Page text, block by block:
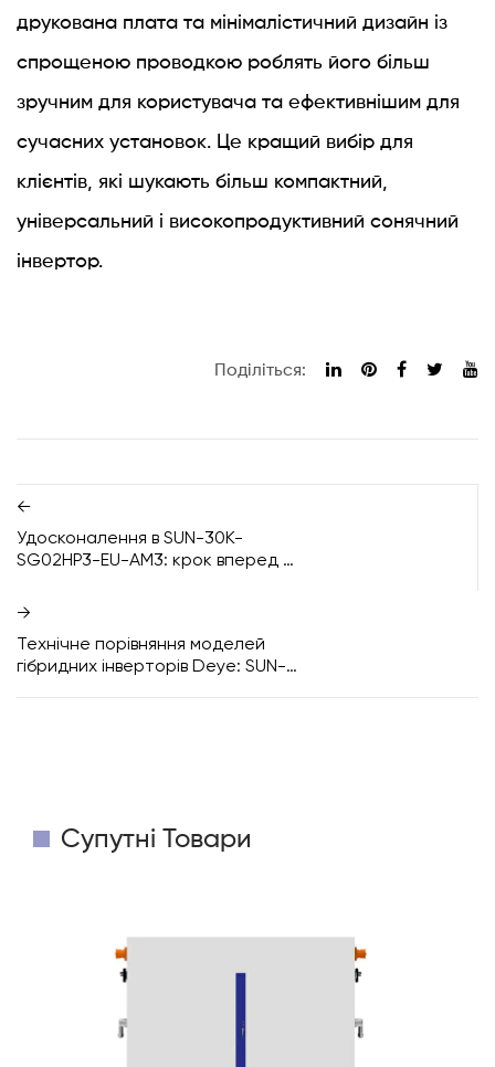
друкована плата та мінімалістичний дизайн із
спрощеною проводкою роблять його більш
зручним для користувача та ефективнішим для
сучасних установок. Це кращий вибір для
клієнтів, які шукають більш компактний,
універсальний і високопродуктивний сонячний
інвертор.
Поділіться:
←
Удосконалення в SUN-30K-
SG02HP3-EU-AM3: крок вперед у
EU-BM3
→
Технічне порівняння моделей
гібридних інверторів Deye: SUN-
Супутні Товари